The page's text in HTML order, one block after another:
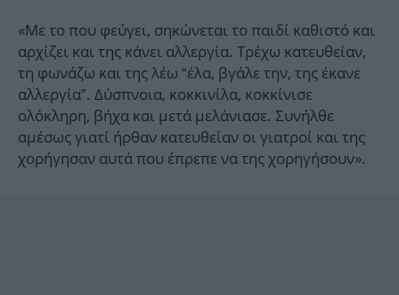
«Με το που φεύγει, σηκώνεται το παιδί καθιστό και
αρχίζει και της κάνει αλλεργία. Τρέχω κατευθείαν,
τη φωνάζω και της λέω “έλα, βγάλε την, της έκανε
αλλεργία”. Δύσπνοια, κοκκινίλα, κοκκίνισε
ολόκληρη, βήχα και μετά μελάνιασε. Συνήλθε
αμέσως γιατί ήρθαν κατευθείαν οι γιατροί και της
χορήγησαν αυτά που έπρεπε να της χορηγήσουν».